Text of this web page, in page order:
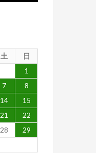
土
日
1
7
8
14
15
21
22
28
29